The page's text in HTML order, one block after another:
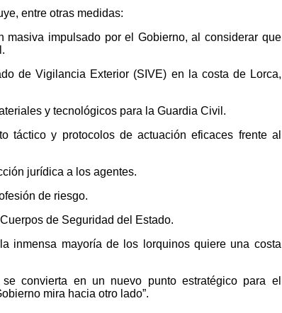
entre otras medidas:
masiva impulsado por el Gobierno, al considerar que
de Vigilancia Exterior (SIVE) en la costa de Lorca,
y tecnológicos para la Guardia Civil.
táctico y protocolos de actuación eficaces frente al
jurídica a los agentes.
de riesgo.
de Seguridad del Estado.
inmensa mayoría de los lorquinos quiere una costa
convierta en un nuevo punto estratégico para el
mira hacia otro lado”.